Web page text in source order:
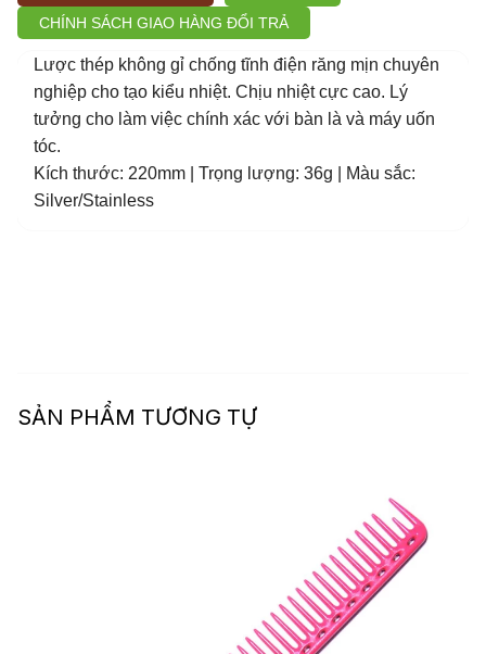
CHÍNH SÁCH GIAO HÀNG ĐỔI TRẢ
Lược thép không gỉ chống tĩnh điện răng mịn chuyên
nghiệp cho tạo kiểu nhiệt. Chịu nhiệt cực cao. Lý
tưởng cho làm việc chính xác với bàn là và máy uốn
tóc.
Kích thước: 220mm | Trọng lượng: 36g | Màu sắc:
Silver/Stainless
SẢN PHẨM TƯƠNG TỰ